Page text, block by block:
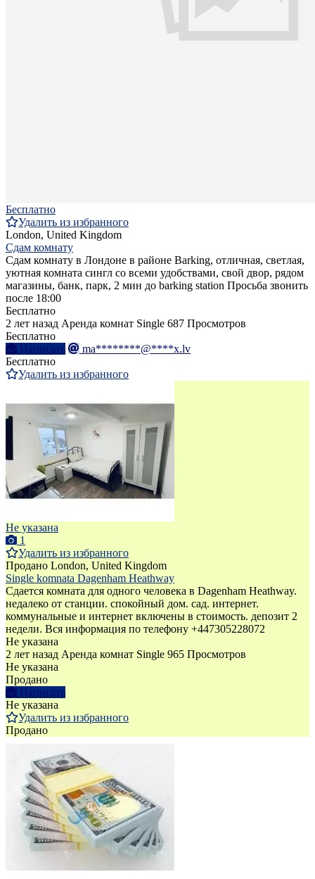
Бесплатно
Удалить из избранного
London, United Kingdom
Сдам комнату
Сдам комнату в Лондоне в районе Barking, отличная, светлая,
уютная комната сингл со всеми удобствами, свой двор, рядом
магазины, банк, парк, 2 мин до barking station Просьба звонить
после 18:00
Бесплатно
2 лет назад Аренда комнат Single 687 Просмотров
Бесплатно
Написать
ma********@****x.lv
Бесплатно
Удалить из избранного
Не указана
1
Удалить из избранного
Продано London, United Kingdom
Single komnata Dagenham Heathway
Сдается комната для одного человека в Dagenham Heathway.
недалеко от станции. спокойный дом. сад. интернет.
коммунальные и интернет включены в стоимость. депозит 2
недели. Вся информация по телефону +447305228072
Не указана
2 лет назад Аренда комнат Single 965 Просмотров
Не указана
Продано
Написать
Не указана
Удалить из избранного
Продано